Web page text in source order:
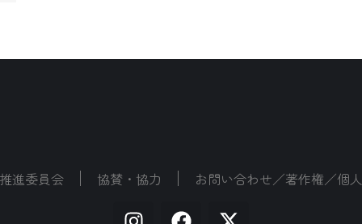
進委員会 協賛・協力 お問い合わせ／著作権／個